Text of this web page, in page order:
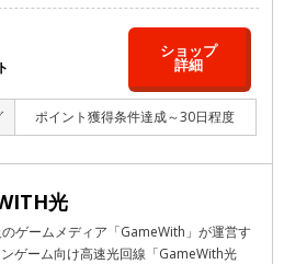
ショップ
詳細
ポイント獲得条件達成～30日程度
光
ゲームメディア「GameWith」が運営す
ゲーム向け高速光回線「GameWith光